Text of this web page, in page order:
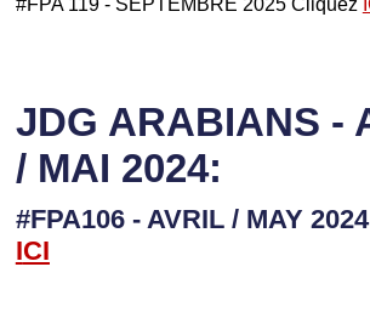
JDG ARABIANS -
/ MAI 2024:
#FPA106 - AVRIL / MAY
ICI